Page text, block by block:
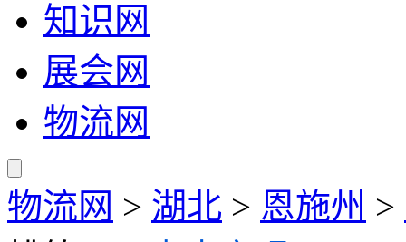
知识网
展会网
物流网
物流网 > 湖北 > 恩施州 >